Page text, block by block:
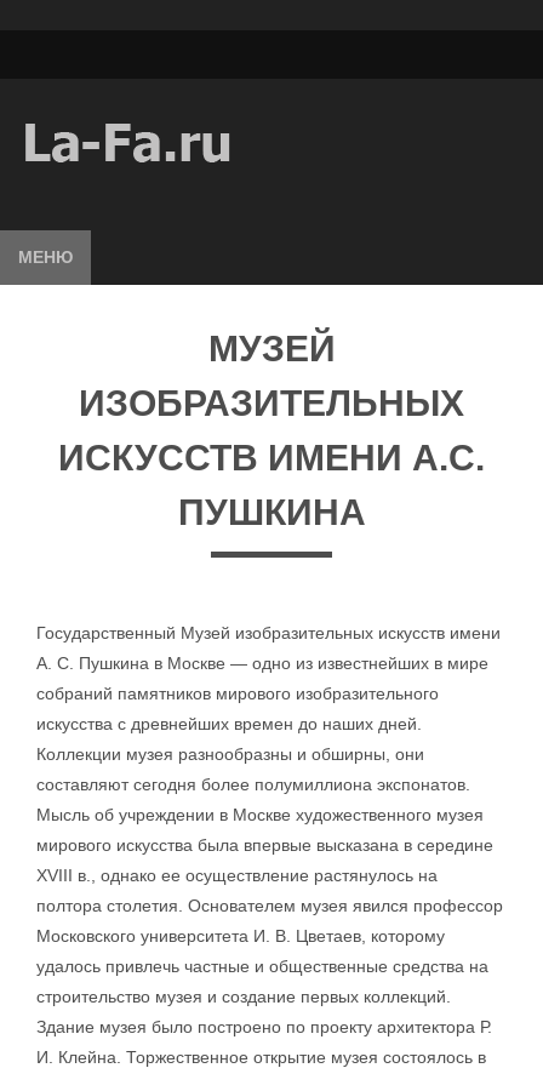
МЕНЮ
МУЗЕЙ
ИЗОБРАЗИТЕЛЬНЫХ
ИСКУССТВ ИМЕНИ А.С.
ПУШКИНА
Государственный Музей изобразительных искусств имени
А. С. Пушкина в Москве — одно из известнейших в мире
собраний памятников мирового изобразительного
искусства с древнейших времен до наших дней.
Коллекции музея разнообразны и обширны, они
составляют сегодня более полумиллиона экспонатов.
Мысль об учреждении в Москве художественного музея
мирового искусства была впервые высказана в середине
XVIII в., однако ее осуществление растянулось на
полтора столетия. Основателем музея явился профессор
Московского университета И. В. Цветаев, которому
удалось привлечь частные и общественные средства на
строительство музея и создание первых коллекций.
Здание музея было построено по проекту архитектора Р.
И. Клейна. Торжественное открытие музея состоялось в